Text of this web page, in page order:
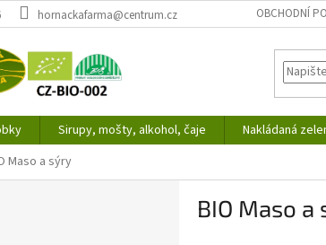
hornackafarma@centrum.cz OBCHODNÍ
Sirupy, mošty, alkohol, čaje Nakládaná
Maso a sýry
BIO Maso a